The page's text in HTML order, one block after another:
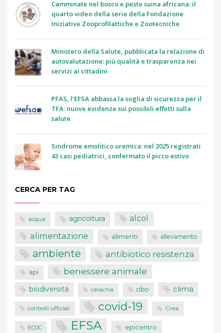
Camminate nel bosco e peste suina africana: il
quarto video della serie della Fondazione
Iniziative Zooprofilattiche e Zootecniche
Ministero della Salute, pubblicata la relazione di
autovalutazione: più qualità e trasparenza nei
servizi ai cittadini
PFAS, l’EFSA abbassa la soglia di sicurezza per il
TFA: nuove evidenze sui possibili effetti sulla
salute
Sindrome emolitico uremica: nel 2025 registrati
43 casi pediatrici, confermato il picco estivo
CERCA PER TAG
acqua agricoltura alcol
alimentazione alimenti allevamento
ambiente antibiotico resistenza
api benessere animale
biodiversità celiachia cibo clima
controlli ufficiali covid-19 Crea
ECDC EFSA epicentro